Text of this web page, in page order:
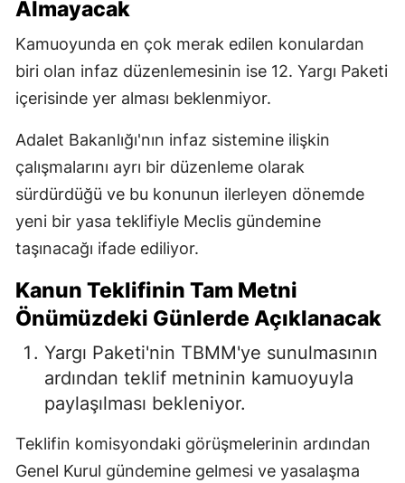
Almayacak
Kamuoyunda en çok merak edilen konulardan
biri olan infaz düzenlemesinin ise 12. Yargı Paketi
içerisinde yer alması beklenmiyor.
Adalet Bakanlığı'nın infaz sistemine ilişkin
çalışmalarını ayrı bir düzenleme olarak
sürdürdüğü ve bu konunun ilerleyen dönemde
yeni bir yasa teklifiyle Meclis gündemine
taşınacağı ifade ediliyor.
Kanun Teklifinin Tam Metni
Önümüzdeki Günlerde Açıklanacak
Yargı Paketi'nin TBMM'ye sunulmasının
ardından teklif metninin kamuoyuyla
paylaşılması bekleniyor.
Teklifin komisyondaki görüşmelerinin ardından
Genel Kurul gündemine gelmesi ve yasalaşma